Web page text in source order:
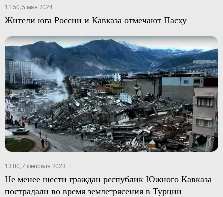
11:50, 5 мая 2024
Жители юга России и Кавказа отмечают Пасху
13:00, 7 февраля 2023
Не менее шести граждан республик Южного Кавказа
пострадали во время землетрясения в Турции